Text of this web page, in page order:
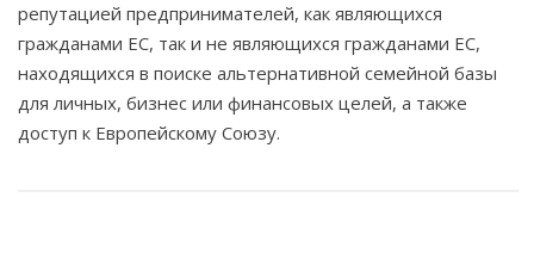
репутацией предпринимателей, как являющихся
гражданами ЕС, так и не являющихся гражданами ЕС,
находящихся в поиске альтернативной семейной базы
для личных, бизнес или финансовых целей, а также
доступ к Европейскому Союзу.